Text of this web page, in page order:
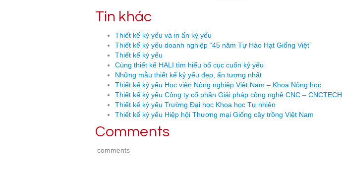
Tin khác
Thiết kế kỷ yếu và in ấn kỷ yếu
Thiết kế kỷ yếu doanh nghiệp “45 năm Tự Hào Hạt Giống Việt”
Thiết kế kỷ yếu
Cùng thiết kế HALI tìm hiểu bố cục cuốn kỷ yếu
Những mẫu thiết kế kỷ yếu đẹp, ấn tượng nhất
Thiết kế kỷ yếu Học viện Nông nghiệp Việt Nam – Khoa Nông học
Thiết kế kỷ yếu Công ty cổ phần Giải pháp công nghệ CNC – CNCTECH
Thiết kế kỷ yếu Trường Đại học Khoa học Tự nhiên
Thiết kế kỷ yếu Hiệp hội Thương mại Giống cây trồng Việt Nam
Comments
comments